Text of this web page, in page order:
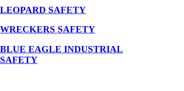
LEOPARD SAFETY
WRECKERS SAFETY
BLUE EAGLE INDUSTRIAL
SAFETY